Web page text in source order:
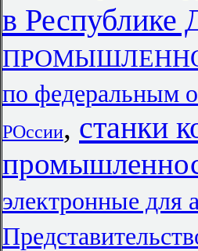
в Республике
по федеральным
РОссии, станки
электронные для